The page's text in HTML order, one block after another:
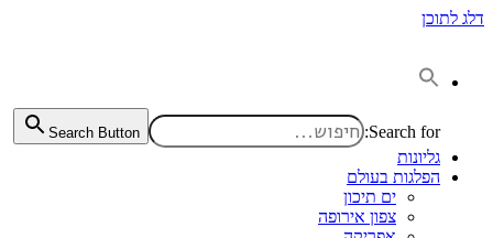
דלג לתוכן
Search for:
Search Button
גליונות
הפלגות בעולם
ים תיכון
צפון אירופה